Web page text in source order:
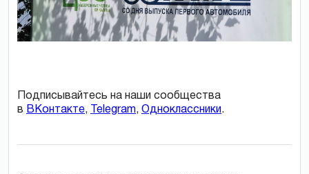
Подписывайтесь на наши сообщества
в ВКонтакте, Telegram, Одноклассники .